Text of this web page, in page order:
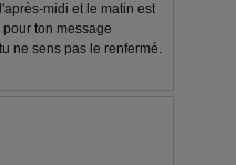
midi et le matin est
ton message
ne sens pas le renfermé.